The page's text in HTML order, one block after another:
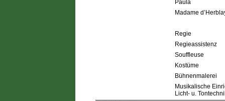
Paula
Madame
Regie
Regieassistenz
Souffleuse
Kostüme
Bühnenmalerei
Musikalische
Licht- u.